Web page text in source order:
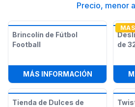
Precio, menor
Brincolín de Fútbol
Football
MÁS INFORMACIÓN:
de
Tienda de Dulces de